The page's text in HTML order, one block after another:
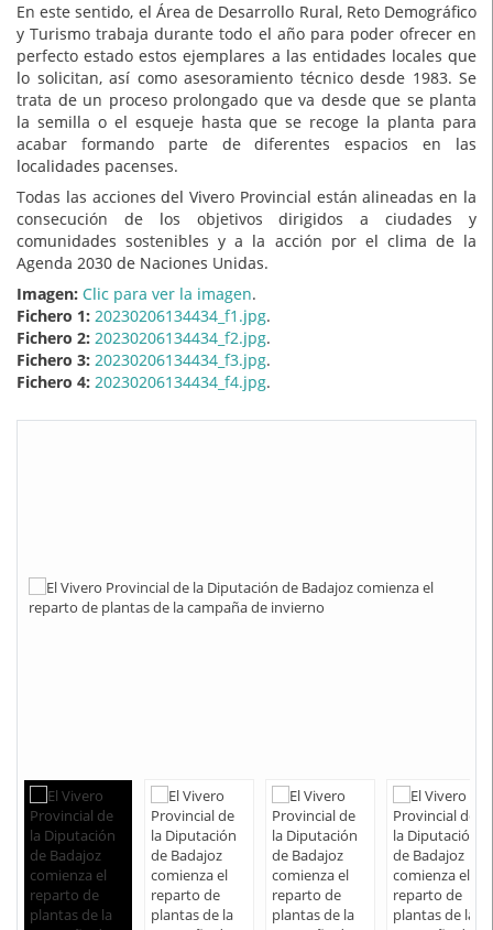
En este sentido, el Área de Desarrollo Rural, Reto Demográfico
y Turismo trabaja durante todo el año para poder ofrecer en
perfecto estado estos ejemplares a las entidades locales que
lo solicitan, así como asesoramiento técnico desde 1983. Se
trata de un proceso prolongado que va desde que se planta
la semilla o el esqueje hasta que se recoge la planta para
acabar formando parte de diferentes espacios en las
localidades pacenses.
Todas las acciones del Vivero Provincial están alineadas en la
consecución de los objetivos dirigidos a ciudades y
comunidades sostenibles y a la acción por el clima de la
Agenda 2030 de Naciones Unidas.
Imagen: Clic para ver la imagen.
Fichero 1: 20230206134434_f1.jpg.
Fichero 2: 20230206134434_f2.jpg.
Fichero 3: 20230206134434_f3.jpg.
Fichero 4: 20230206134434_f4.jpg.